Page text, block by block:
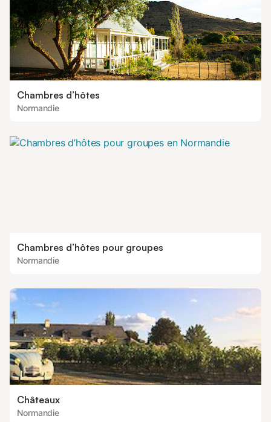
Chambres d’hôtes
Normandie
Chambres d’hôtes pour groupes
Normandie
Châteaux
Normandie